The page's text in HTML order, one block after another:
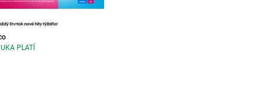
PLATÍ